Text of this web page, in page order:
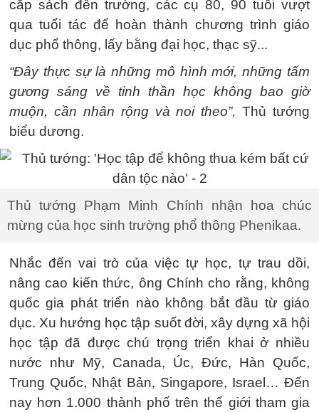
cắp sách đến trường, các cụ 80, 90 tuổi vượt
qua tuổi tác để hoàn thành chương trình giáo
dục phổ thông, lấy bằng đại học, thạc sỹ...
“Đây thực sự là những mô hình mới, những tấm
gương sáng về tinh thần học không bao giờ
muộn, cần nhân rộng và noi theo”, Thủ tướng
biểu dương.
Thủ tướng Phạm Minh Chính nhận hoa chúc
mừng của học sinh trường phổ thông Phenikaa.
Nhắc đến vai trò của việc tự học, tự trau dồi,
nâng cao kiến thức, ông Chính cho rằng, không
quốc gia phát triển nào không bắt đầu từ giáo
dục. Xu hướng học tập suốt đời, xây dựng xã hội
học tập đã được chú trọng triển khai ở nhiều
nước như Mỹ, Canada, Úc, Đức, Hàn Quốc,
Trung Quốc, Nhật Bản, Singapore, Israel… Đến
nay hơn 1.000 thành phố trên thế giới tham gia